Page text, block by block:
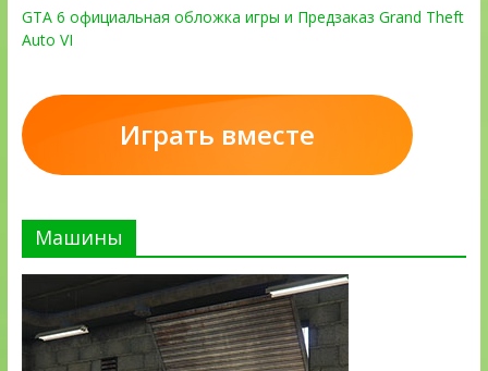
GTA 6 официальная обложка игры и Предзаказ Grand Theft
Auto VI
Играть вместе
Машины